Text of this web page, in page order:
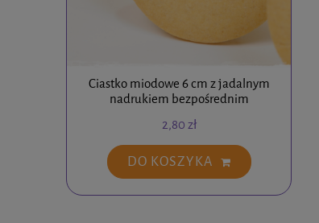
Ciastko miodowe 6 cm z jadalnym
nadrukiem bezpośrednim
2,80 zł
DO KOSZYKA